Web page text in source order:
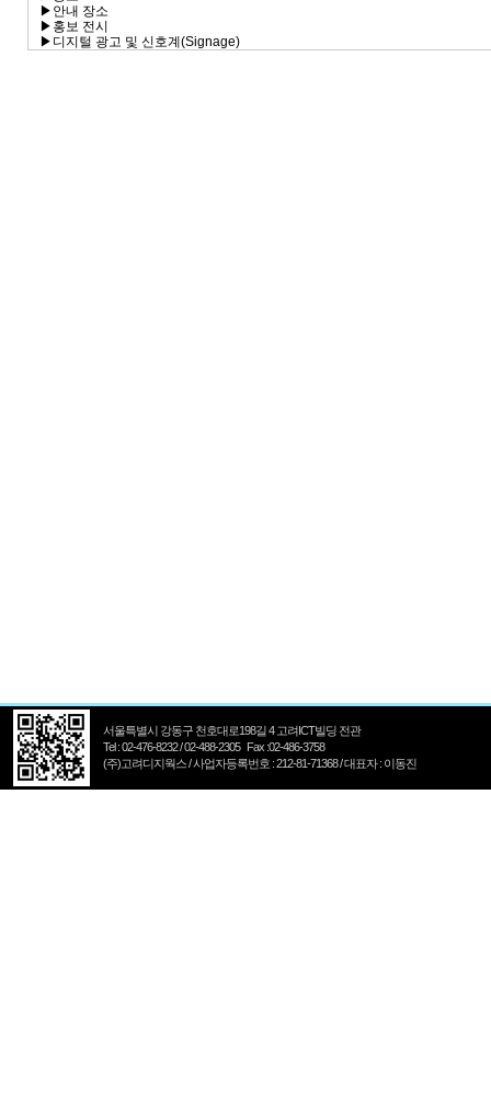
▶안내 장소
▶홍보 전시
▶디지털 광고 및 신호계(Signage)
서울특별시 강동구 천호대로198길 4 고려ICT빌딩 전관
Tel : 02-476-8232 / 02-488-2305 Fax :02-486-3758
(주)고려디지웍스 / 사업자등록번호 : 212-81-71368 / 대표자 : 이동진